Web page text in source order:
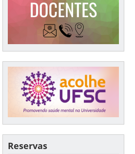
Reservas